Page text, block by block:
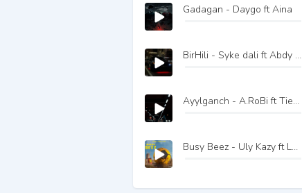
Gadagan - Daygo ft Aina
BirHili - Syke dali ft Abdy dayy ft Taze yuz
Ayylganch - A.RoBi ft TiesH
Busy Beez - Uly Kazy ft La Blaze ft Lil Pro